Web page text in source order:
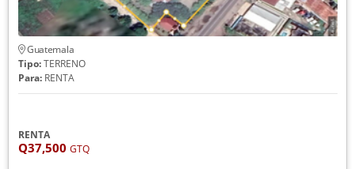
Guatemala
Tipo:TERRENO
Para:RENTA
RENTA
Q37,500 GTQ